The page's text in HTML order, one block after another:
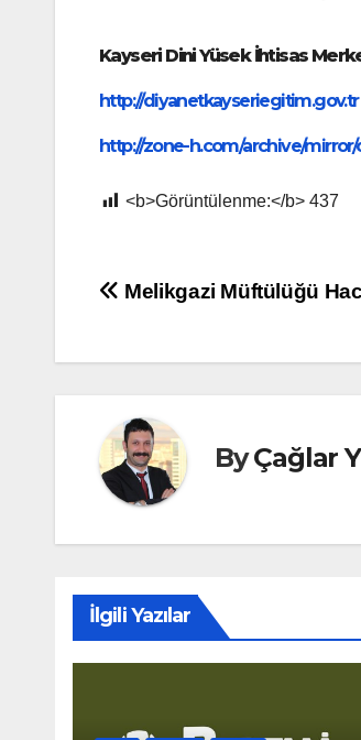
Kayseri Dini Yüsek İhtisas
http://diyanetkayseriegitim.gov.tr
http://zone-h.com/archive/
<b>Görüntülenme:</b> 437
Yazı
Melikgazi Müftülüğü
ByÇağlar
İlgili Yazılar